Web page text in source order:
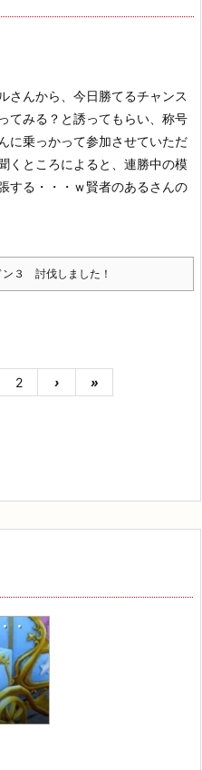
さんから、今日勝てるチャンス
てみる？と誘ってもらい、称号
に乗っかって参加させていただ
くところによると、連勝中の模
する・・・ｗ賢者のあるさんの
ン３ 討伐しました！
2 › »